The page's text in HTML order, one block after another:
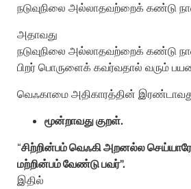
நடுவுநிலை அல்லாதவற்றைக் கண்டு
அதாவது
நடுவுநிலை அல்லாதவற்றைக் கண்டு
பிறர் பொருளைக் கவர்வதால் வரும்
வெஃகாமை அதிகாரத்தின்
மூன்றாவது குறள்.
“சிற்றின்பம் வெஃகி அறனல்ல செய்யாரே
மற்றின்பம் வேண்டு பவர்”.
இதில்